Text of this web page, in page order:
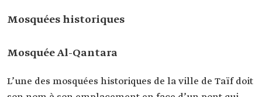
Mosquées historiques
Mosquée Al-Qantara
L’une des mosquées historiques de la ville de Taïf doit